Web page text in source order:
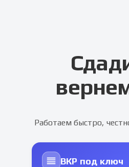
Работаем быстро,
ВКР под ключ